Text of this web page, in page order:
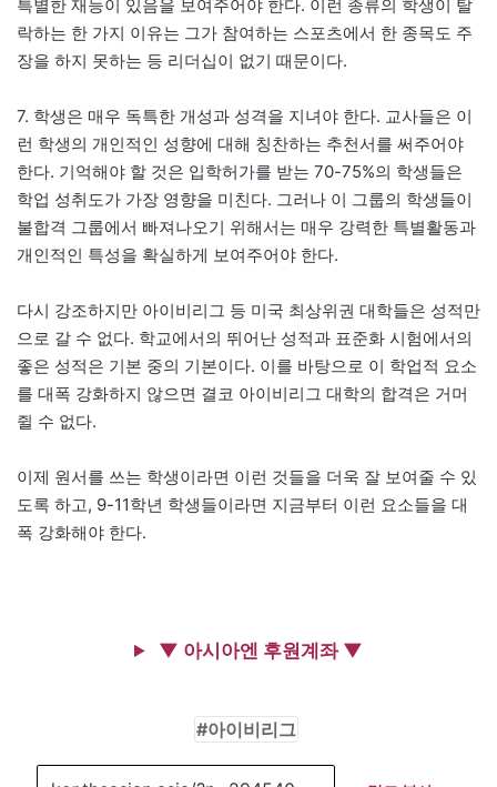
특별한 재능이 있음을 보여주어야 한다. 이런 종류의 학생이 탈
락하는 한 가지 이유는 그가 참여하는 스포츠에서 한 종목도 주
장을 하지 못하는 등 리더십이 없기 때문이다.
7. 학생은 매우 독특한 개성과 성격을 지녀야 한다. 교사들은 이
런 학생의 개인적인 성향에 대해 칭찬하는 추천서를 써주어야
한다. 기억해야 할 것은 입학허가를 받는 70-75%의 학생들은
학업 성취도가 가장 영향을 미친다. 그러나 이 그룹의 학생들이
불합격 그룹에서 빠져나오기 위해서는 매우 강력한 특별활동과
개인적인 특성을 확실하게 보여주어야 한다.
다시 강조하지만 아이비리그 등 미국 최상위권 대학들은 성적만
으로 갈 수 없다. 학교에서의 뛰어난 성적과 표준화 시험에서의
좋은 성적은 기본 중의 기본이다. 이를 바탕으로 이 학업적 요소
를 대폭 강화하지 않으면 결코 아이비리그 대학의 합격은 거머
쥘 수 없다.
이제 원서를 쓰는 학생이라면 이런 것들을 더욱 잘 보여줄 수 있
도록 하고, 9-11학년 학생들이라면 지금부터 이런 요소들을 대
폭 강화해야 한다.
▼ 아시아엔 후원계좌 ▼
아이비리그